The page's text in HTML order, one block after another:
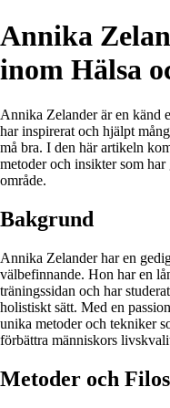
Annika
inom Hälsa
Annika Zelander är en känd
har inspirerat och hjälpt
må bra. I den här artikeln
metoder och insikter som
område.
Bakgrund
Annika Zelander har en
välbefinnande. Hon har en
träningssidan och har
holistiskt sätt. Med en
unika metoder och tekniker
förbättra människors
Metoder och